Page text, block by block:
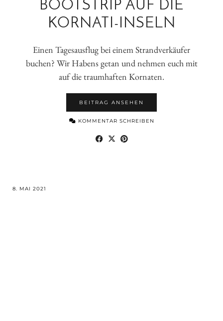
BOOTSTRIP AUF DIE
KORNATI-INSELN
Einen Tagesausflug bei einem Strandverkäufer
buchen? Wir Habens getan und nehmen euch mit
auf die traumhaften Kornaten.
BEITRAG ANSEHEN
KOMMENTAR SCHREIBEN
8. MAI 2021